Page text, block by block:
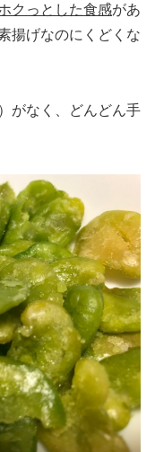
クっとした食感があ
揚げなのにくどくな
がなく、どんどん手